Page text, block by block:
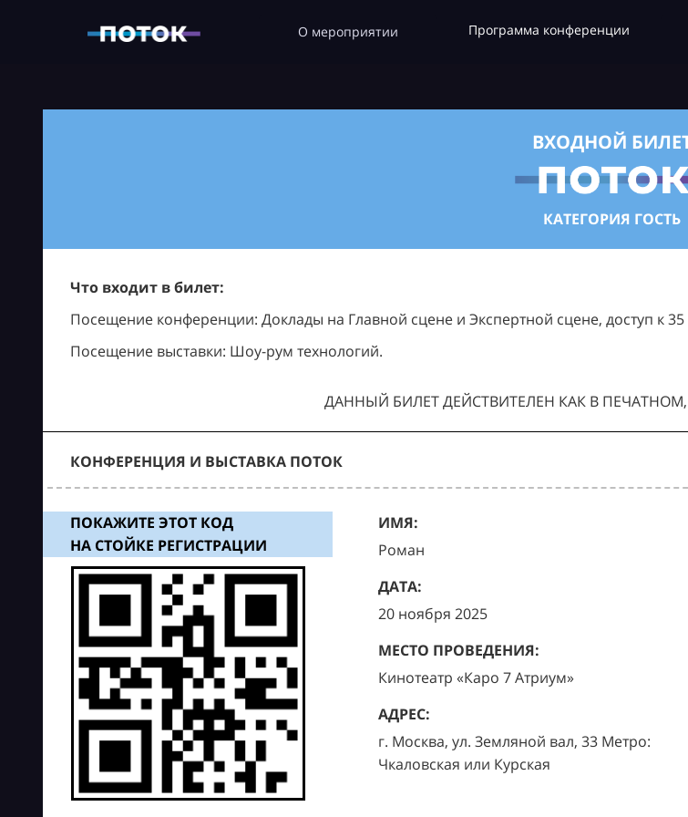
О мероприятии Программа конференции
ВХОДНОЙ
КАТЕГОРИЯ ГОСТЬ
Что входит в билет:
Посещение конференции: Доклады на Главной сцене и Экспертной сцене, доступ к
Посещение выставки: Шоу-рум технологий.
ДАННЫЙ БИЛЕТ ДЕЙСТВИТЕЛЕН КАК В
КОНФЕРЕНЦИЯ И ВЫСТАВКА ПОТОК
ПОКАЖИТЕ ЭТОТ КОД
НА СТОЙКЕ РЕГИСТРАЦИИ
ИМЯ:
Роман
ДАТА:
20 ноября 2025
МЕСТО ПРОВЕДЕНИЯ:
Кинотеатр «Каро 7 Атриум»
АДРЕС:
г. Москва, ул. Земляной вал, 33 Метро:
Чкаловская или Курская